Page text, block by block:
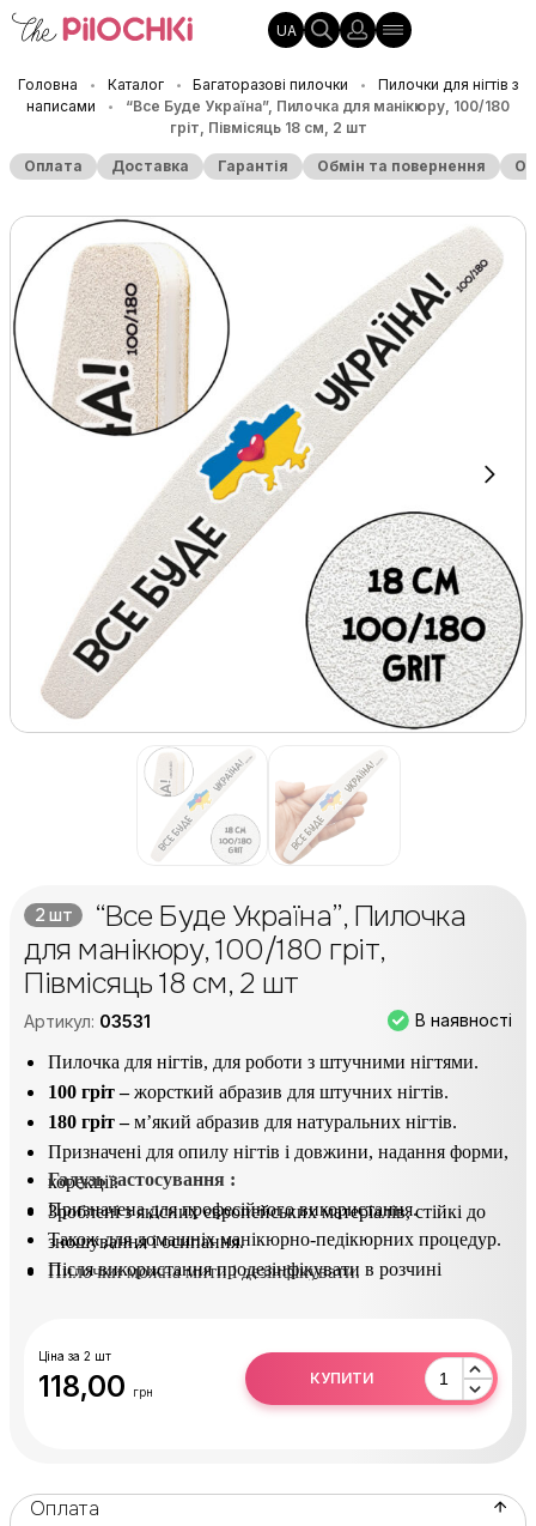
UA
Головна • Каталог • Багаторазові пилочки •
Пилочки для нігтів з
написами
•
“Все Буде Україна”, Пилочка для манікюру, 100/180
гріт, Півмісяць 18 см, 2 шт
Оплата Доставка Гарантія Обмін та повернення
2 шт
“Все Буде Україна”, Пилочка
для манікюру, 100/180 гріт,
Півмісяць 18 см, 2 шт
Артикул: 03531 В наявності
Пилочка для нігтів, для роботи з штучними нігтями.
100 гріт –жорсткий абразив для штучних нігтів.
180 гріт –м’який абразив для натуральних нігтів.
Призначені для опилу нігтів і довжини, надання форми,
корекції.
Зроблені з якісних європейських матеріалів, стійкі до
зношування і осипання.
Пилочки можна мити і дезінфікувати.
Галузь застосування :
Призначена для професійного використання.
Також для домашніх манікюрно-педікюрних процедур.
Після використання продезінфікувати в розчині
Ціна за 2 шт
118,00 грн
КУПИТИ
Оплата